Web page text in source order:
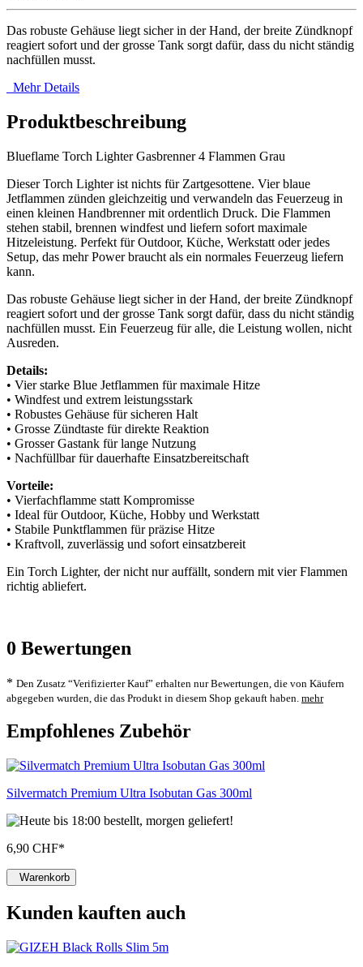
Das robuste Gehäuse liegt sicher in der Hand, der breite Zündknopf
reagiert sofort und der grosse Tank sorgt dafür, dass du nicht ständig
nachfüllen musst.
Mehr Details
Produktbeschreibung
Blueflame Torch Lighter Gasbrenner 4 Flammen Grau
Dieser Torch Lighter ist nichts für Zartgesottene. Vier blaue
Jetflammen zünden gleichzeitig und verwandeln das Feuerzeug in
einen kleinen Handbrenner mit ordentlich Druck. Die Flammen
stehen stabil, brennen windfest und liefern sofort maximale
Hitzeleistung. Perfekt für Outdoor, Küche, Werkstatt oder jedes
Setup, das mehr Power braucht als ein normales Feuerzeug liefern
kann.
Das robuste Gehäuse liegt sicher in der Hand, der breite Zündknopf
reagiert sofort und der grosse Tank sorgt dafür, dass du nicht ständig
nachfüllen musst. Ein Feuerzeug für alle, die Leistung wollen, nicht
Ausreden.
Details:
• Vier starke Blue Jetflammen für maximale Hitze
• Windfest und extrem leistungsstark
• Robustes Gehäuse für sicheren Halt
• Grosse Zündtaste für direkte Reaktion
• Grosser Gastank für lange Nutzung
• Nachfüllbar für dauerhafte Einsatzbereitschaft
Vorteile:
• Vierfachflamme statt Kompromisse
• Ideal für Outdoor, Küche, Hobby und Werkstatt
• Stabile Punktflammen für präzise Hitze
• Kraftvoll, zuverlässig und sofort einsatzbereit
Ein Torch Lighter, der nicht nur auffällt, sondern mit vier Flammen
richtig abliefert.
0 Bewertungen
* Den Zusatz “Verifizierter Kauf” erhalten nur Bewertungen, die von Käufern
abgegeben wurden, die das Produkt in diesem Shop gekauft haben. mehr
Empfohlenes Zubehör
Silvermatch Premium Ultra Isobutan Gas 300ml
6,90 CHF*
Warenkorb
Kunden kauften auch